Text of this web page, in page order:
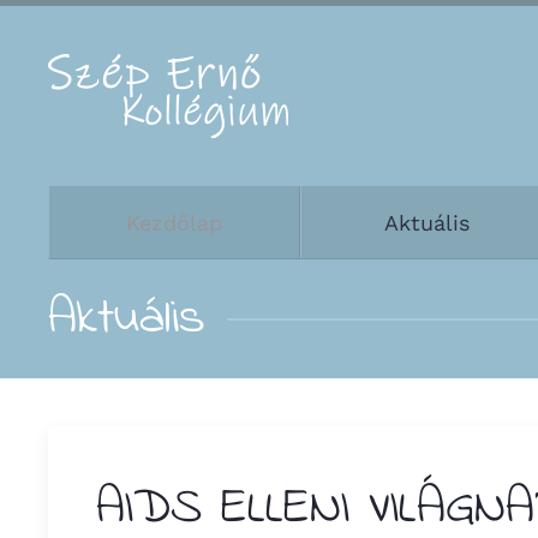
Fő tartalom átugrása
Kezdőlap Aktuális
Aktuális
AIDS ELLENI